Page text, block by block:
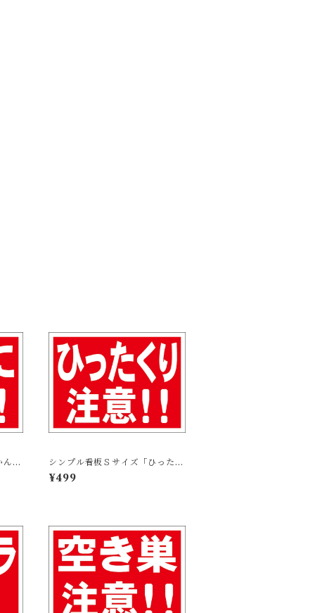
んに
シンプル看板Ｓサイズ「ひったく
り注意！！」屋外可【防犯・防
災】
¥499